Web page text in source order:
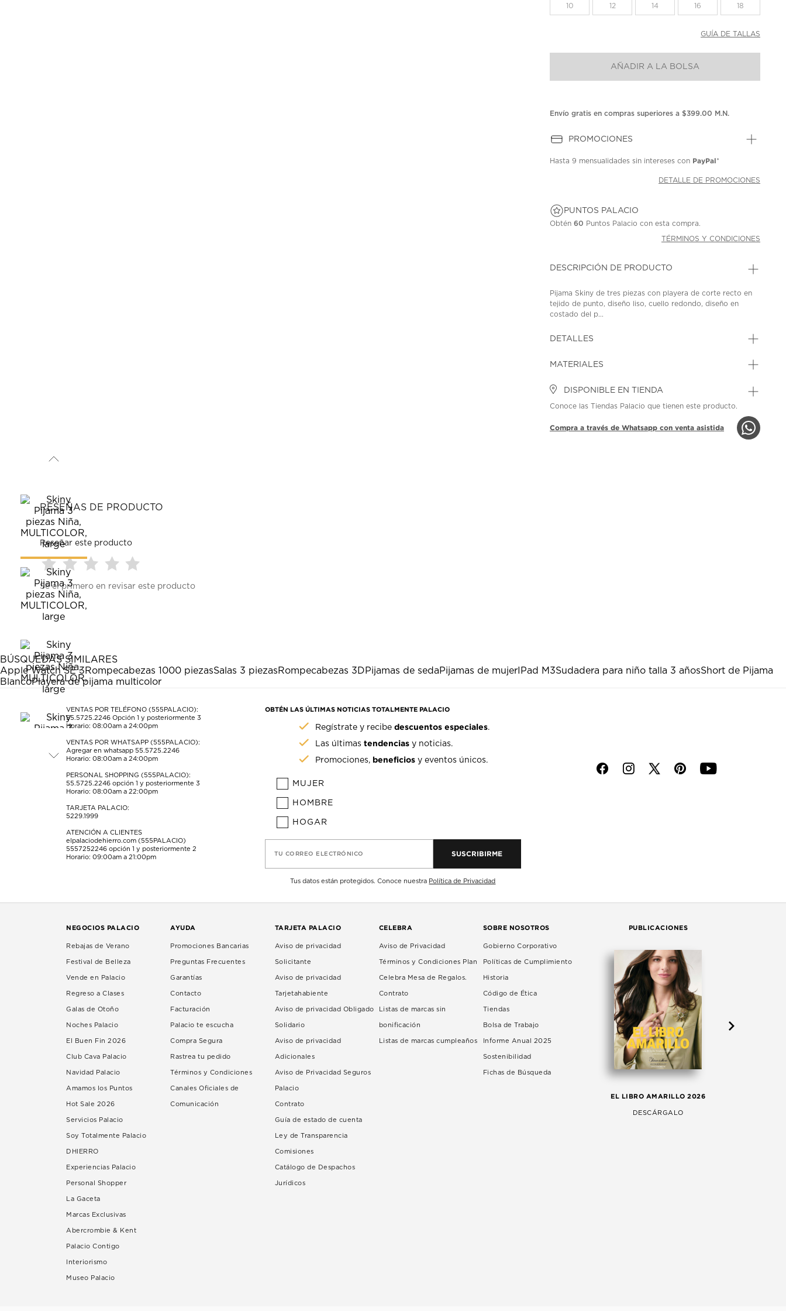
misma
10 12 14 16 18
GUÍA DE TALLAS
AÑADIR A LA BOLSA
Envío gratis en compras superiores a $399.00 M.N.
PROMOCIONES
Hasta9 mensualidades sin intereses con PayPal*
DETALLE DE PROMOCIONES
PUNTOS PALACIO
Obtén60 Puntos Palacio con esta compra.
TÉRMINOS Y CONDICIONES
DESCRIPCIÓN DE PRODUCTO
Pijama Skiny de tres piezas con playera de corte recto en
tejido de punto, diseño liso, cuello redondo, diseño en
costado del p...
DETALLES
MATERIALES
DISPONIBLE EN TIENDA
Conoce las Tiendas Palacio que tienen este producto.
Compra a través de Whatsapp con venta asistida
RESEÑAS DE PRODUCTO
Reseñar este producto
Seleccionar
para
calificar
el
artículo
estrella
Esta
acción
abrirá
formulario
de
Seleccionar
para
calificar
el
artículo
2
estrellas.
Esta
acción
abrirá
formulario
de
para
el
estrellas.
Esta
acción
abrirá
formulario
de
para
estrellas.
Esta
acción
abrirá
formulario
de
para
Esta
acción
abrirá
formulario
de
envío.
Sé el primero en revisar este producto
BÚSQUEDAS SIMILARES
Apple Watch SE 3Rompecabezas 1000 piezasSalas 3 piezasRompecabezas 3DPijamas de sedaPijamas de mujer IPad M3Sudadera para niño talla 3 añosShort de Pijama
BlancoPlayera de pijama multicolor
VENTAS POR TELÉFONO (555PALACIO):
55.5725.2246 Opción 1 y posteriormente 3
Horario: 08:00am a 24:00pm
VENTAS POR WHATSAPP (555PALACIO):
Agregar en whatsapp 55.5725.2246
Horario: 08:00am a 24:00pm
PERSONAL SHOPPING (555PALACIO):
55.5725.2246 opción 1 y posteriormente 3
Horario: 08:00am a 22:00pm
TARJETA PALACIO:
5229.1999
ATENCIÓN A CLIENTES
elpalaciodehierro.com (555PALACIO)
5557252246 opción 1 y posteriormente 2
Horario: 09:00am a 21:00pm
OBTÉN LAS ÚLTIMAS NOTICIAS TOTALMENTE PALACIO
Regístrate y recibedescuentos especiales.
Las últimastendencias y noticias.
Promociones, beneficios y eventos únicos.
MUJER
HOMBRE
HOGAR
TU CORREO ELECTRÓNICO SUSCRIBIRME
Tus datos están protegidos. Conoce nuestra Política de Privacidad
f i p y
NEGOCIOS PALACIO
Rebajas de Verano
Festival de Belleza
Vende en Palacio
Regreso a Clases
Galas de Otoño
Noches Palacio
El Buen Fin 2026
Club Cava Palacio
Navidad Palacio
Amamos los Puntos
Hot Sale 2026
Servicios Palacio
Soy Totalmente Palacio
DHIERRO
Experiencias Palacio
Personal Shopper
La Gaceta
Marcas Exclusivas
Abercrombie & Kent
Palacio Contigo
Interiorismo
Museo Palacio
AYUDA
Promociones Bancarias
Preguntas Frecuentes
Garantías
Contacto
Facturación
Palacio te escucha
Compra Segura
Rastrea tu pedido
Términos y Condiciones
Canales Oficiales de
Comunicación
TARJETA PALACIO
Aviso de privacidad
Solicitante
Aviso de privacidad
Tarjetahabiente
Aviso de privacidad Obligado
Solidario
Aviso de privacidad
Adicionales
Aviso de Privacidad Seguros
Palacio
Contrato
Guía de estado de cuenta
Ley de Transparencia
Comisiones
Catálogo de Despachos
Jurídicos
CELEBRA
Aviso de Privacidad
Términos y Condiciones Plan
Celebra Mesa de Regalos.
Contrato
Listas de marcas sin
bonificación
Listas de marcas cumpleaños
SOBRE NOSOTROS
Gobierno Corporativo
Políticas de Cumplimiento
Historia
Código de Ética
Tiendas
Bolsa de Trabajo
Informe Anual 2025
Sostenibilidad
Fichas de Búsqueda
PUBLICACIONES
EL LIBRO AMARILLO 2026
DESCÁRGALO